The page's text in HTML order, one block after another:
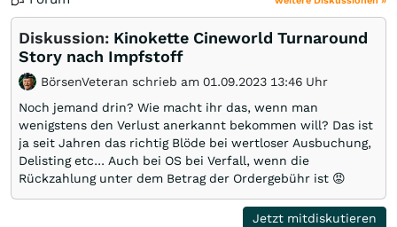
Diskussion: Kinokette Cineworld Turnaround
Story nach Impfstoff
BörsenVeteran schrieb am 01.09.2023 13:46 Uhr
Noch jemand drin? Wie macht ihr das, wenn man
wenigstens den Verlust anerkannt bekommen will? Das ist
ja seit Jahren das richtig Blöde bei wertloser Ausbuchung,
Delisting etc... Auch bei OS bei Verfall, wenn die
Rückzahlung unter dem Betrag der Ordergebühr ist 😡
Jetzt mitdiskutieren